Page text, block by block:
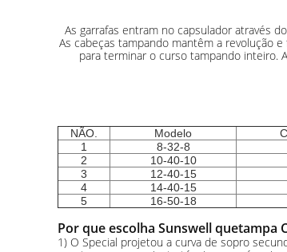
As garrafas entram no capsulador através
As cabeças tampando mantêm a revolução
para terminar o curso tampando inteiro.
NÃO. Modelo
1
8-32-8
2
10-40-10
3
12-40-15
4
14-40-15
5
16-50-18
Por que escolha Sunswell quetampa
1) O Special projetou a curva de sopro